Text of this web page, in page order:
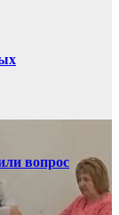
вопрос